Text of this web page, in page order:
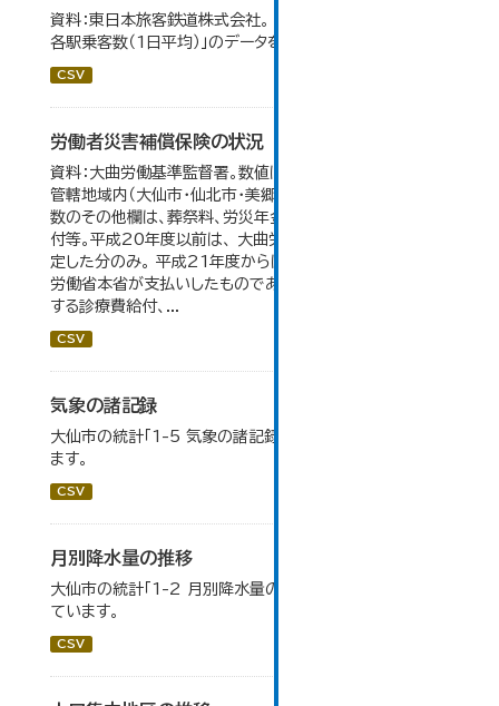
資料：東日本旅客鉄道株式会社。 大仙市の統計「8-2 市内
各駅乗客数（1日平均）」のデータを参照しています。
CSV
労働者災害補償保険の状況
資料：大曲労働基準監督署。数値は大曲労働基準監督署の
管轄地域内（大仙市・仙北市・美郷町）の合計。 保険給付件
数のその他欄は、葬祭料、労災年金受給者への介護補償給
付等。平成20年度以前は、 大曲労働基準監督署が支給決
定した分のみ。 平成21年度からは、業務集中化により厚生
労働省本省が支払いしたものであり、指定医療機関等に対
する診療費給付、...
CSV
気象の諸記録
大仙市の統計「1-5 気象の諸記録」のデータを参照してい
ます。
CSV
月別降水量の推移
大仙市の統計「1-2 月別降水量の推移」のデータを参照し
ています。
CSV